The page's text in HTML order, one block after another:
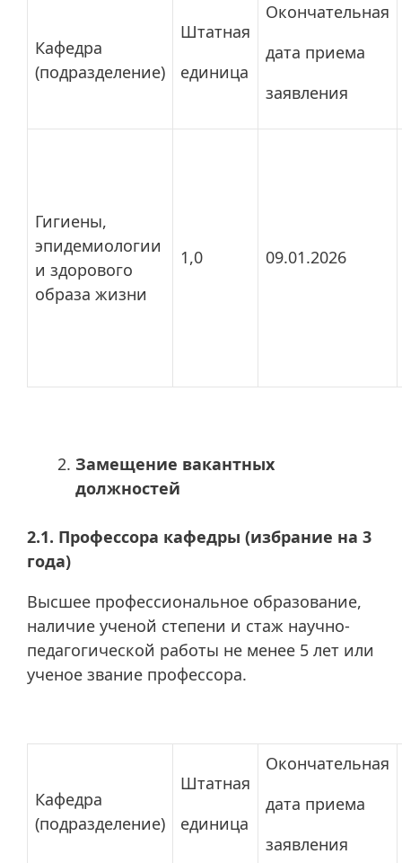
Кафедра
(подразделение)
Штатная
единица
Окончательная
дата приема
заявления
Гигиены,
эпидемиологии
и здорового
образа жизни
1,0 09.01.2026
Замещение вакантных
должностей
2.1. Профессора кафедры (избрание на 3
года)
Высшее профессиональное образование,
наличие ученой степени и стаж научно-
педагогической работы не менее 5 лет или
ученое звание профессора.
Кафедра
(подразделение)
Штатная
единица
Окончательная
дата приема
заявления